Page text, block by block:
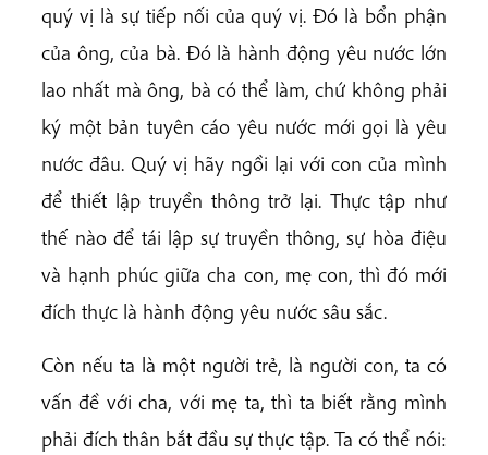
quý vị là sự tiếp nối của quý vị. Đó là bổn phận
của ông, của bà. Đó là hành động yêu nước lớn
lao nhất mà ông, bà có thể làm, chứ không phải
ký một bản tuyên cáo yêu nước mới gọi là yêu
nước đâu. Quý vị hãy ngồi lại với con của mình
để thiết lập truyền thông trở lại. Thực tập như
thế nào để tái lập sự truyền thông, sự hòa điệu
và hạnh phúc giữa cha con, mẹ con, thì đó mới
đích thực là hành động yêu nước sâu sắc.
Còn nếu ta là một người trẻ, là người con, ta có
vấn đề với cha, với mẹ ta, thì ta biết rằng mình
phải đích thân bắt đầu sự thực tập. Ta có thể nói: